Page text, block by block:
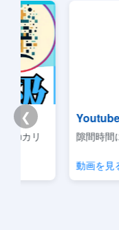
❮ Youtube|聞き
隙間時間に概念を
動画を見る